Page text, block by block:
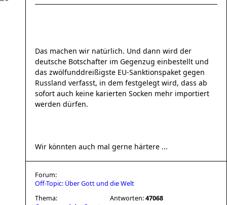
Das machen wir natürlich. Und dann wird der
deutsche Botschafter im Gegenzug einbestellt und
das zwölfunddreißigste EU-Sanktionspaket gegen
Russland verfasst, in dem festgelegt wird, dass ab
sofort auch keine karierten Socken mehr importiert
werden dürfen.
Wir könnten auch mal gerne härtere ...
Forum:
Off-Topic: Über Gott und die Welt
Thema:
Antworten:47068